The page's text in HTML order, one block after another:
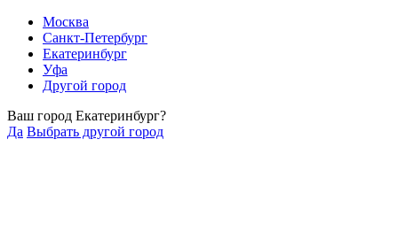
Москва
Санкт-Петербург
Екатеринбург
Уфа
Другой город
Ваш город Екатеринбург?
Да Выбрать другой город